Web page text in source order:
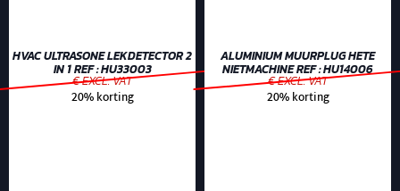
HVAC ULTRASONE LEKDETECTOR 2
IN 1 REF : HU33003
€ EXCL. VAT
20% korting
ALUMINIUM MUURPLUG HETE
NIETMACHINE REF : HU14006
€ EXCL. VAT
20% korting